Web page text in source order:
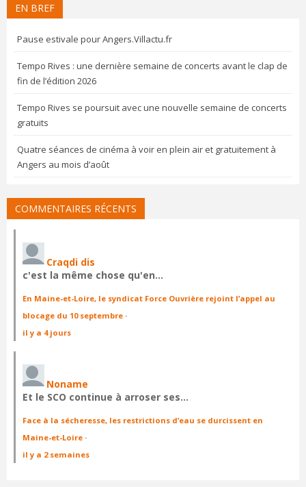
EN BREF
Pause estivale pour Angers.Villactu.fr
Tempo Rives : une dernière semaine de concerts avant le clap de
fin de l’édition 2026
Tempo Rives se poursuit avec une nouvelle semaine de concerts
gratuits
Quatre séances de cinéma à voir en plein air et gratuitement à
Angers au mois d’août
COMMENTAIRES RÉCENTS
Craqdi dis
c'est la même chose qu'en…
En Maine-et-Loire, le syndicat Force Ouvrière rejoint l’appel au
blocage du 10 septembre ·
il y a 4 jours
Noname
Et le SCO continue à arroser ses…
Face à la sécheresse, les restrictions d’eau se durcissent en
Maine-et-Loire ·
il y a 2 semaines